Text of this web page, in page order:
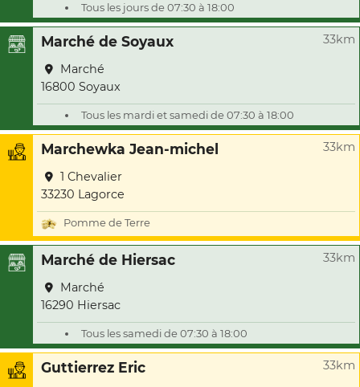
Tous les jours de 07:30 à 18:00
Marché de Soyaux 33km
Marché
16800 Soyaux
Tous les mardi et samedi de 07:30 à 18:00
Marchewka Jean-michel 33km
1 Chevalier
33230 Lagorce
Pomme de Terre
Marché de Hiersac 33km
Marché
16290 Hiersac
Tous les samedi de 07:30 à 18:00
Guttierrez Eric 33km